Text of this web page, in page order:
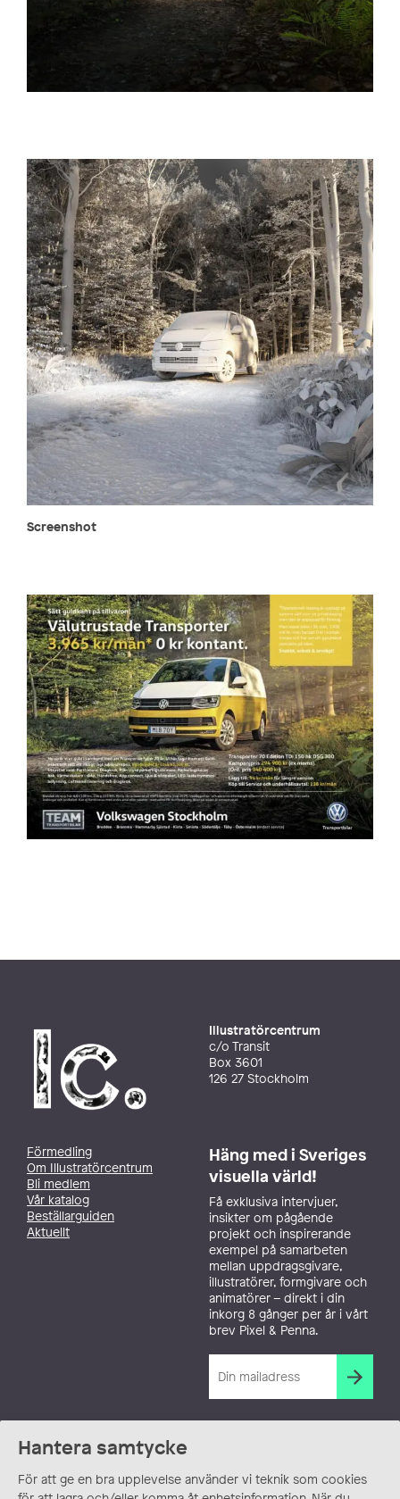
Hantera samtycke
För att ge en bra upplevelse använder vi teknik som cookies
Screenshot
Illustratörcentrum
c/o Transit
Box 3601
126 27 Stockholm
Förmedling
Om Illustratörcentrum
Bli medlem
Vår katalog
Beställarguiden
Aktuellt
Häng med i Sveriges
visuella värld!
Få exklusiva intervjuer,
insikter om pågående
projekt och inspirerande
exempel på samarbeten
mellan uppdragsgivare,
illustratörer, formgivare och
animatörer – direkt i din
inkorg 8 gånger per år i vårt
brev Pixel & Penna.